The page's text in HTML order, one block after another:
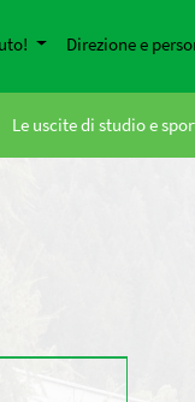
Direzione e
Le uscite di studio e